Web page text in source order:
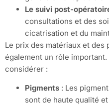
Le suivi post-
consultations et des
cicatrisation et du
Le prix des matériaux et des
également un rôle
considérer :
Pigments : Les
sont de haute qualité